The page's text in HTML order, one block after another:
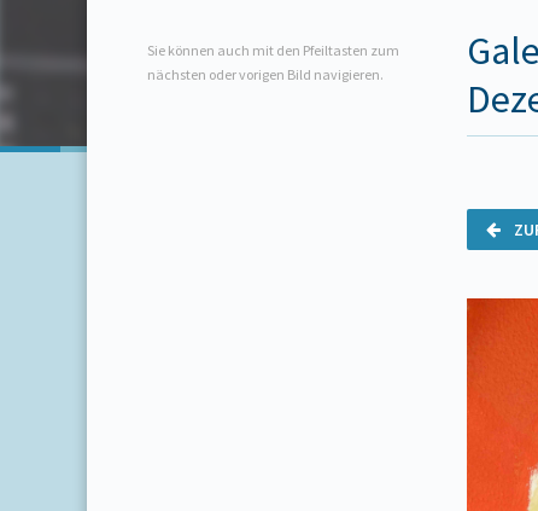
Sie können auch mit den Pfeiltasten zum
nächsten oder vorigen Bild navigieren.